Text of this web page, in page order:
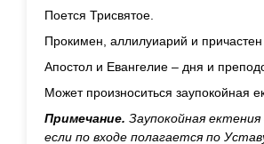
Поется Трисвятое.
Прокимен, аллилуиарий и
Апостол и Евангелие – дня и
Может произноситься заупокойная
Примечание. Заупокойная
если по входе полагается по